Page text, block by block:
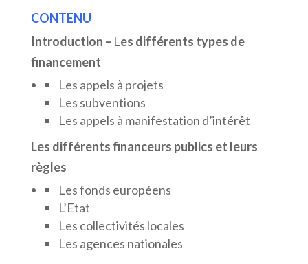
CONTENU
Introduction – Les différents types de
financement
Les appels à projets
Les subventions
Les appels à manifestation d’intérêt
Les différents financeurs publics et leurs
règles
Les fonds européens
L’Etat
Les collectivités locales
Les agences nationales